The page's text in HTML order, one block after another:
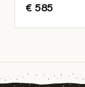
€ 585